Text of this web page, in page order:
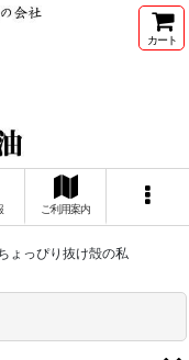
カート
ご利用案内
ょっぴり抜け殻の私